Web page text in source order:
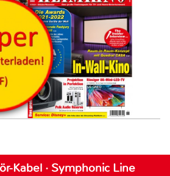
Kabel · Symphonic Line